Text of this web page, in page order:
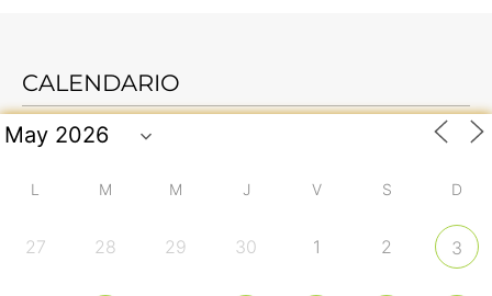
CALENDARIO
L M M J V S D
27 28 29 30 1 2 3